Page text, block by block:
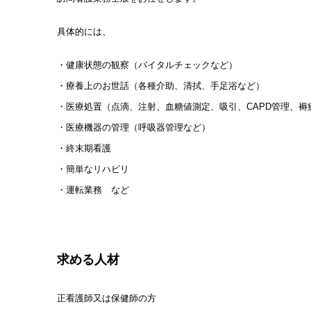
具体的には、
・健康状態の観察（バイタルチェックなど）
・療養上のお世話（各種介助、清拭、手足浴など）
・医療処置（点滴、注射、血糖値測定、吸引、 CAPD管理、褥
・医療機器の管理（呼吸器管理など）
・終末期看護
・簡単なリハビリ
・運転業務 など
求める人材
正看護師又は保健師の方